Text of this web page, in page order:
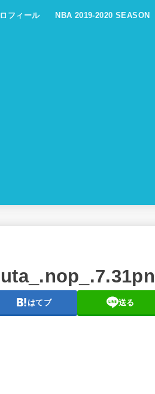
フィール NBA 2019-2020 SEASON
はてブ 送る